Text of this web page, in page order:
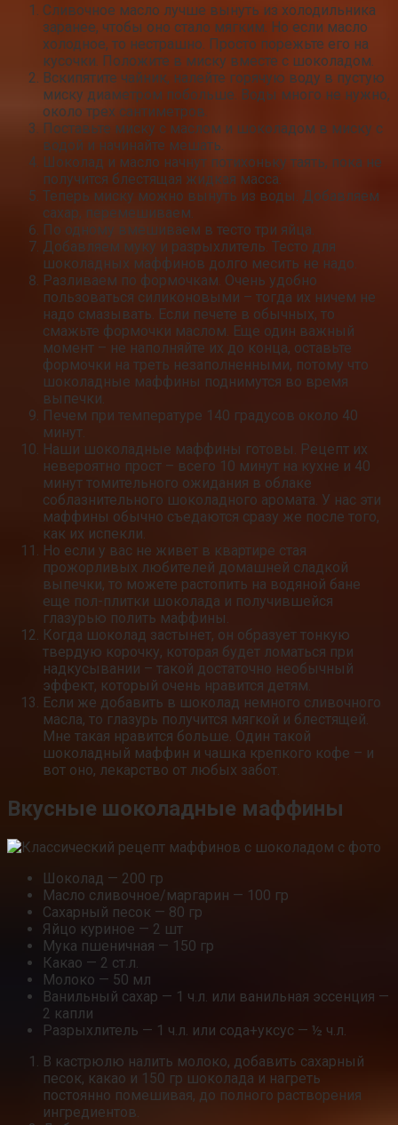
Сливочное масло лучше вынуть из холодильника
заранее, чтобы оно стало мягким. Но если масло
холодное, то нестрашно. Просто порежьте его на
кусочки. Положите в миску вместе с шоколадом.
Вскипятите чайник, налейте горячую воду в пустую
миску диаметром побольше. Воды много не нужно,
около трех сантиметров.
Поставьте миску с маслом и шоколадом в миску с
водой и начинайте мешать.
Шоколад и масло начнут потихоньку таять, пока не
получится блестящая жидкая масса.
Теперь миску можно вынуть из воды. Добавляем
сахар, перемешиваем.
По одному вмешиваем в тесто три яйца.
Добавляем муку и разрыхлитель. Тесто для
шоколадных маффинов долго месить не надо.
Разливаем по формочкам. Очень удобно
пользоваться силиконовыми – тогда их ничем не
надо смазывать. Если печете в обычных, то
смажьте формочки маслом. Еще один важный
момент – не наполняйте их до конца, оставьте
формочки на треть незаполненными, потому что
шоколадные маффины поднимутся во время
выпечки.
Печем при температуре 140 градусов около 40
минут.
Наши шоколадные маффины готовы. Рецепт их
невероятно прост – всего 10 минут на кухне и 40
минут томительного ожидания в облаке
соблазнительного шоколадного аромата. У нас эти
маффины обычно съедаются сразу же после того,
как их испекли.
Но если у вас не живет в квартире стая
прожорливых любителей домашней сладкой
выпечки, то можете растопить на водяной бане
еще пол-плитки шоколада и получившейся
глазурью полить маффины.
Когда шоколад застынет, он образует тонкую
твердую корочку, которая будет ломаться при
надкусывании – такой достаточно необычный
эффект, который очень нравится детям.
Если же добавить в шоколад немного сливочного
масла, то глазурь получится мягкой и блестящей.
Мне такая нравится больше. Один такой
шоколадный маффин и чашка крепкого кофе – и
вот оно, лекарство от любых забот.
Вкусные шоколадные маффины
Шоколад — 200 гр
Масло сливочное/маргарин — 100 гр
Сахарный песок — 80 гр
Яйцо куриное — 2 шт
Мука пшеничная — 150 гр
Какао — 2 ст.л.
Молоко — 50 мл
Ванильный сахар — 1 ч.л. или ванильная эссенция —
2 капли
Разрыхлитель — 1 ч.л. или сода+уксус — ½ ч.л.
В кастрюлю налить молоко, добавить сахарный
песок, какао и 150 гр шоколада и нагреть
постоянно помешивая, до полного растворения
ингредиентов.